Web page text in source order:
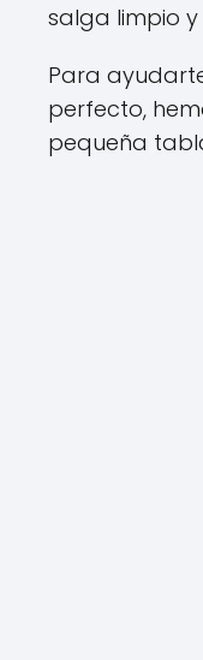
salga limpio y
Para
perfecto,
pequeña